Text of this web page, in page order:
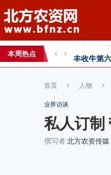
本周热点
心连心助
全国农技
首页 人物
业界访谈
私人订制
撰写者北方农资传媒